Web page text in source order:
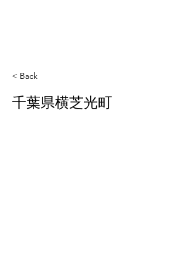
< Back
千葉県横芝光町